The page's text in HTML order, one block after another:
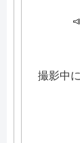
撮影中